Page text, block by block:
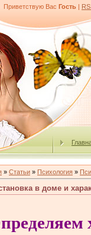
Приветствую Вас Гость |
» Статьи » Психология »
в доме и